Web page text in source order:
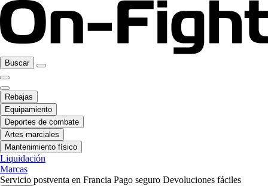
Buscar
Rebajas
Equipamiento
Deportes de combate
Artes marciales
Mantenimiento físico
Liquidación
Marcas
Servicio postventa en Francia Pago seguro Devoluciones fáciles